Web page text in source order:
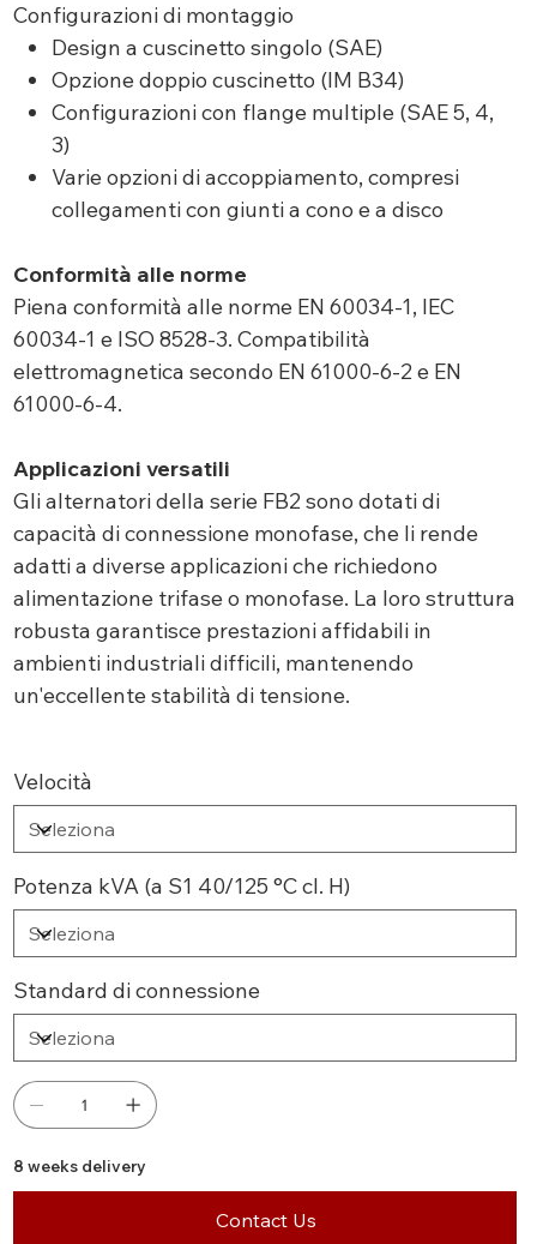
Configurazioni di montaggio
Design a cuscinetto singolo (SAE)
Opzione doppio cuscinetto (IM B34)
Configurazioni con flange multiple (SAE 5, 4,
3)
Varie opzioni di accoppiamento, compresi
collegamenti con giunti a cono e a disco
Conformità alle norme
Piena conformità alle norme EN 60034-1, IEC
60034-1 e ISO 8528-3. Compatibilità
elettromagnetica secondo EN 61000-6-2 e EN
61000-6-4.
Applicazioni versatili
Gli alternatori della serie FB2 sono dotati di
capacità di connessione monofase, che li rende
adatti a diverse applicazioni che richiedono
alimentazione trifase o monofase. La loro struttura
robusta garantisce prestazioni affidabili in
ambienti industriali difficili, mantenendo
un'eccellente stabilità di tensione.
Velocità
Potenza kVA (a S1 40/125 °C cl. H)
Standard di connessione
8 weeks delivery
Contact Us